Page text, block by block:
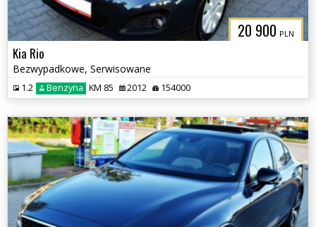
20 900 PLN
Kia Rio
Bezwypadkowe, Serwisowane
1.2 Benzyna KM 85 2012 154000